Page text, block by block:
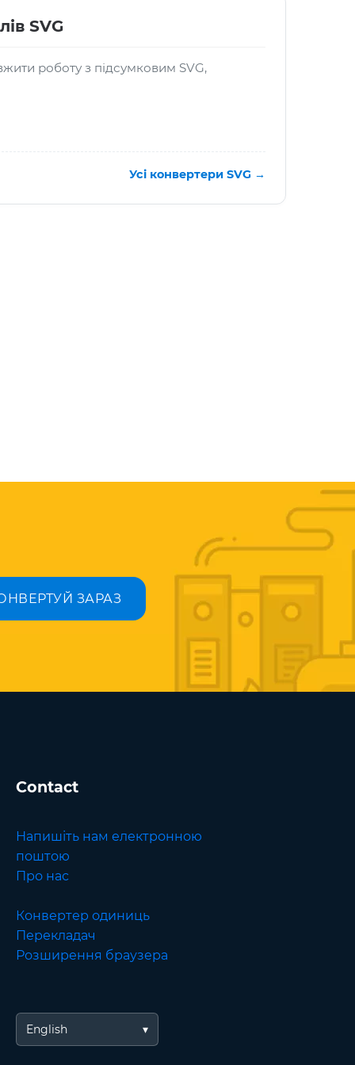
SVG
роботу з підсумковим SVG,
Усі конвертери SVG →
ЗАРАЗ
Contact
Напишіть нам електронною
поштою
Про нас
Конвертер одиниць
Перекладач
Розширення браузера
English